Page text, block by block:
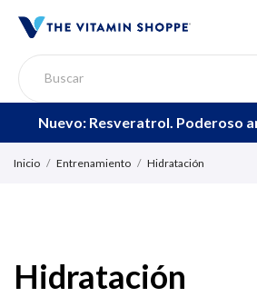
Nuevo: Resveratrol. Poderoso
Inicio Entrenamiento Hidratación
Hidratación